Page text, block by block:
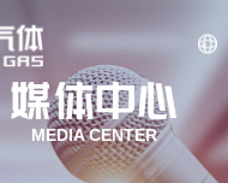
MEDIA CENTER